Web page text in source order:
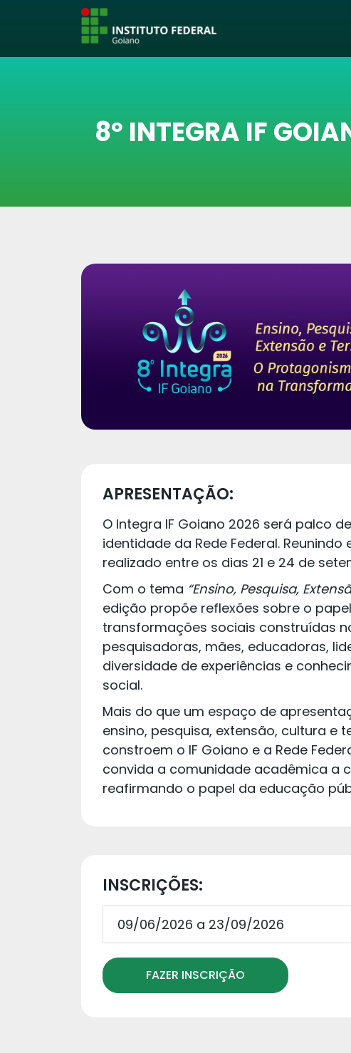
8º INTEGRA IF
APRESENTAÇÃO:
O Integra IF Goiano 2026 será palco
identidade da Rede Federal.
realizado entre os dias 21 e 24 de
Com o tema “Ensino, Pesquisa,
edição propõe reflexões sobre o
transformações sociais construídas
pesquisadoras, mães, educadoras,
diversidade de experiências e
social.
Mais do que um espaço de
ensino, pesquisa, extensão, cultura e
constroem o IF Goiano e a Rede
convida a comunidade acadêmica a
reafirmando o papel da educação
INSCRIÇÕES:
09/06/2026 a 23/09/2026
FAZER INSCRIÇÃO